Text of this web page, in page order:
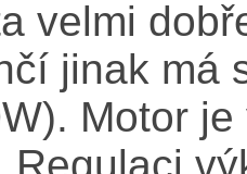
velmi
jinak má
Motor
Regulaci